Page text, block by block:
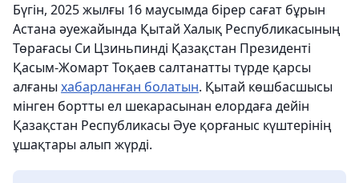
Бүгін, 2025 жылғы 16 маусымда бірер сағат бұрын
Астана әуежайында Қытай Халық Республикасының
Төрағасы Си Цзиньпинді Қазақстан Президенті
Қасым-Жомарт Тоқаев салтанатты түрде қарсы
алғаны хабарланған болатын. Қытай көшбасшысы
мінген бортты ел шекарасынан елордаға дейін
Қазақстан Республикасы Әуе қорғаныс күштерінің
ұшақтары алып жүрді.